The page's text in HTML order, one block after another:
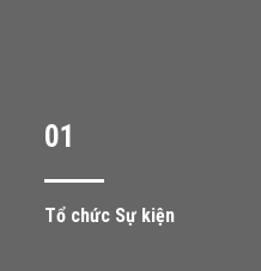
01
Tổ chức Sự kiện